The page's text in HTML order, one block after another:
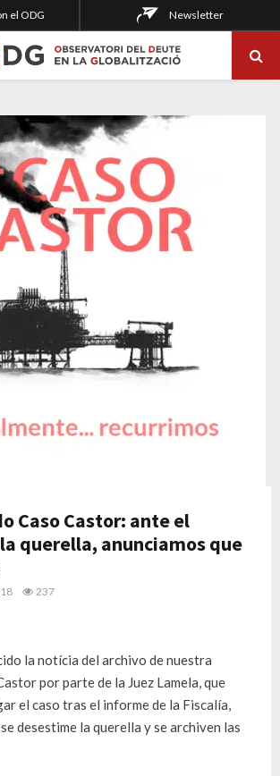
el ODG Newsletter
Caso Castor: ante el
querella, anunciamos que
237
la notícia del archivo de nuestra
por parte de la Juez Lamela, que
el caso tras el informe de la Fiscalía,
desestime la querella y se archiven las